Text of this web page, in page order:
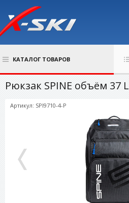
КАТАЛОГ ТОВАРОВ
Рюкзак SPINE объём 37 L
Артикул: SPI9710-4-P